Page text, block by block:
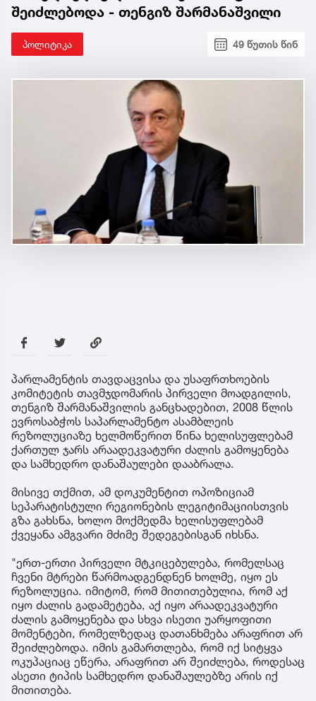
შეიძლებოდა - თენგიზ შარმანაშვილი
პოლიტიკა 49 წუთის წინ
პარლამენტის თავდაცვისა და უსაფრთხოების
კომიტეტის თავმჯდომარის პირველი მოადგილის,
თენგიზ შარმანაშვილის განცხადებით, 2008 წლის
ევროსაბჭოს საპარლამენტო ასამბლეის
რეზოლუციაზე ხელმოწერით წინა ხელისუფლებამ
ქართულ ჯარს არაადეკვატური ძალის გამოყენება
და სამხედრო დანაშაულები დააბრალა.
მისივე თქმით, ამ დოკუმენტით ოპოზიციამ
სეპარატისტული რეგიონების ლეგიტიმაციისთვის
გზა გახსნა, ხოლო მოქმედმა ხელისუფლებამ
ქვეყანა ამგვარი მძიმე შედეგებისგან იხსნა.
"ერთ-ერთი პირველი მტკიცებულება, რომელსაც
ჩვენი მტრები წარმოადგენდნენ ხოლმე, იყო ეს
რეზოლუცია. იმიტომ, რომ მითითებულია, რომ აქ
იყო ძალის გადამეტება, აქ იყო არაადეკვატური
ძალის გამოყენება და სხვა ისეთი უარყოფითი
მომენტები, რომელზედაც დათანხმება არაფრით არ
შეიძლებოდა. იმის გამართლება, რომ იქ სიტყვა
ოკუპაციაც ეწერა, არაფრით არ შეიძლება, როდესაც
ასეთი ტიპის სამხედრო დანაშაულებზე არის იქ
მითითება.